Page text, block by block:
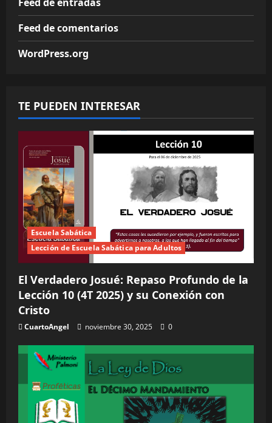
Feed de comentarios
WordPress.org
TE PUEDEN INTERESAR
Escuela Sabática
Lección de Escuela Sabática para Adultos
El Verdadero Josué: Repaso Profundo de la
Lección 10 (4T 2025) y su Conexión con
Cristo
CuartoAngel noviembre 30, 2025 0